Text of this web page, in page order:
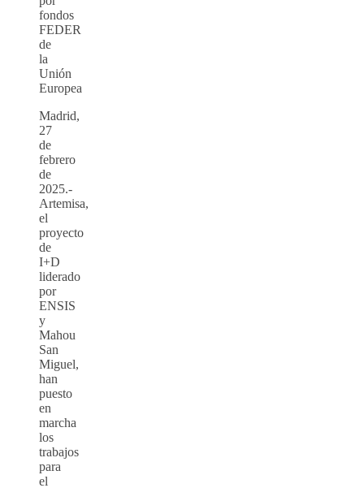
fondos
FEDER
de
la
Unión
Europea
Madrid,
27
de
febrero
de
2025.-
Artemisa,
el
proyecto
de
I+D
liderado
por
ENSIS
y
Mahou
San
Miguel,
han
puesto
en
marcha
los
trabajos
para
el